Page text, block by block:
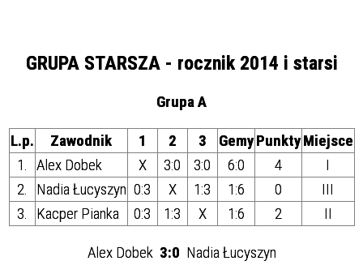
GRUPA STARSZA - rocznik 2014 i starsi
Grupa A
L.p. Zawodnik 1 2 3 GemyPunktyMiejsce
1. Alex Dobek X 3:0 3:0 6:0 4
I
2.
Nadia Łucyszyn 0:3 X 1:3 1:6 0
III
3.
Kacper Pianka 0:3 1:3 X 1:6 2 II
Alex Dobek 3:0 Nadia Łucyszyn